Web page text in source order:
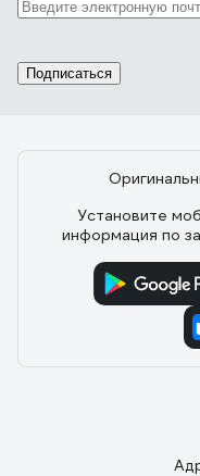
Подписаться
Установите
информация по